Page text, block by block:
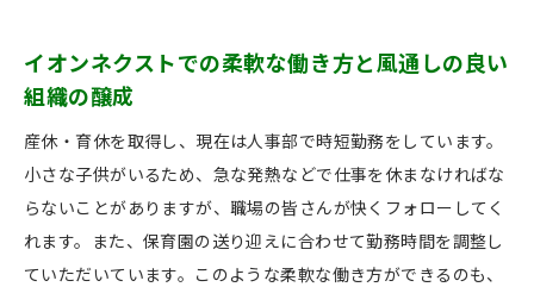
イオンネクストでの柔軟な働き方と風通しの良い
組織の醸成
産休・育休を取得し、現在は人事部で時短勤務をしています。
小さな子供がいるため、急な発熱などで仕事を休まなければな
らないことがありますが、職場の皆さんが快くフォローしてく
れます。また、保育園の送り迎えに合わせて勤務時間を調整し
ていただいています。このような柔軟な働き方ができるのも、